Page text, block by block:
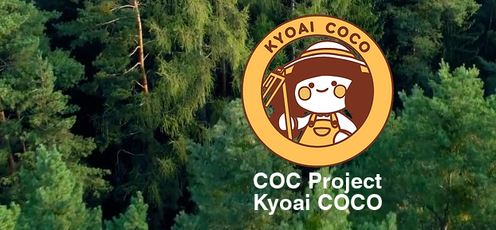
COC Project
Kyoai COCO